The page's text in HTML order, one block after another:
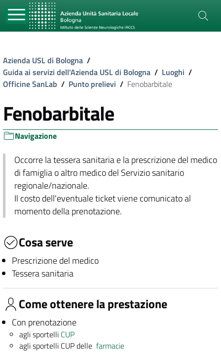
Azienda USL di Bologna /
Guida ai servizi dell'Azienda USL di Bologna / Luoghi /
Officine SanLab / Punto prelievi / Fenobarbitale
Fenobarbitale
Navigazione
Occorre la tessera sanitaria e la prescrizione del medico
di famiglia o altro medico del Servizio sanitario
regionale/nazionale.
Il costo dell'eventuale ticket viene comunicato al
momento della prenotazione.
Cosa serve
Prescrizione del medico
Tessera sanitaria
Come ottenere la prestazione
Con prenotazione
agli sportelli CUP
agli sportelli CUP dellefarmacie